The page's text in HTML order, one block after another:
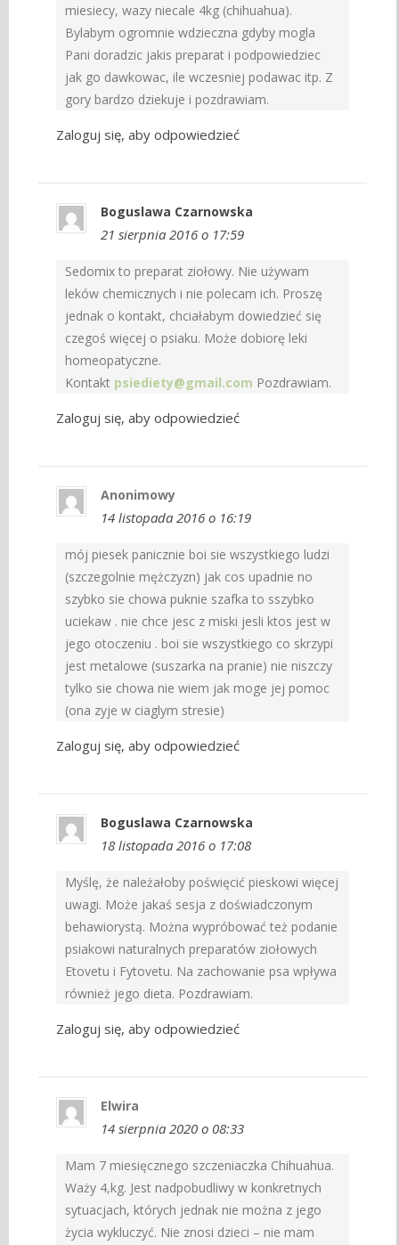
miesiecy, wazy niecale 4kg (chihuahua).
Bylabym ogromnie wdzieczna gdyby mogla
Pani doradzic jakis preparat i podpowiedziec
jak go dawkowac, ile wczesniej podawac itp. Z
gory bardzo dziekuje i pozdrawiam.
Zaloguj się, aby odpowiedzieć
Boguslawa Czarnowska
21 sierpnia 2016 o 17:59
Sedomix to preparat ziołowy. Nie używam
leków chemicznych i nie polecam ich. Proszę
jednak o kontakt, chciałabym dowiedzieć się
czegoś więcej o psiaku. Może dobiorę leki
homeopatyczne.
Kontakt psiediety@gmail.com Pozdrawiam.
Zaloguj się, aby odpowiedzieć
Anonimowy
14 listopada 2016 o 16:19
mój piesek panicznie boi sie wszystkiego ludzi
(szczegolnie mężczyzn) jak cos upadnie no
szybko sie chowa puknie szafka to sszybko
uciekaw . nie chce jesc z miski jesli ktos jest w
jego otoczeniu . boi sie wszystkiego co skrzypi
jest metalowe (suszarka na pranie) nie niszczy
tylko sie chowa nie wiem jak moge jej pomoc
(ona zyje w ciaglym stresie)
Zaloguj się, aby odpowiedzieć
Boguslawa Czarnowska
18 listopada 2016 o 17:08
Myślę, że należałoby poświęcić pieskowi więcej
uwagi. Może jakaś sesja z doświadczonym
behawiorystą. Można wypróbować też podanie
psiakowi naturalnych preparatów ziołowych
Etovetu i Fytovetu. Na zachowanie psa wpływa
również jego dieta. Pozdrawiam.
Zaloguj się, aby odpowiedzieć
Elwira
14 sierpnia 2020 o 08:33
Mam 7 miesięcznego szczeniaczka Chihuahua.
Waży 4,kg. Jest nadpobudliwy w konkretnych
sytuacjach, których jednak nie można z jego
życia wykluczyć. Nie znosi dzieci – nie mam